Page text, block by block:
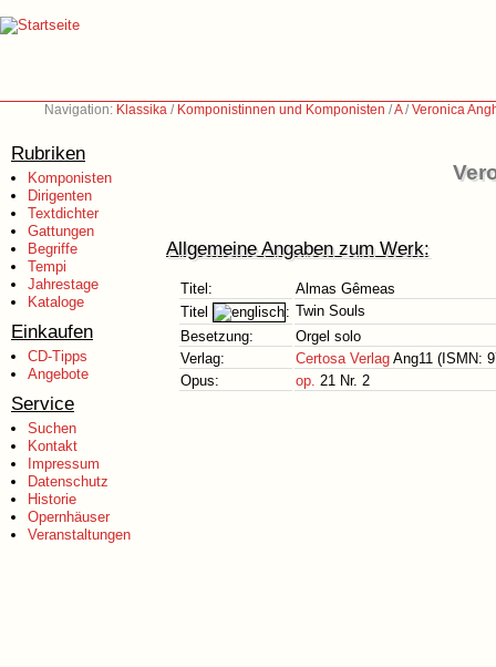
Navigation: Klassika / Komponistinnen und Komponisten /A/Veronica
Rubriken
Komponisten
Dirigenten
Textdichter
Gattungen
Begriffe
Tempi
Jahrestage
Kataloge
Einkaufen
CD-Tipps
Angebote
Service
Suchen
Kontakt
Impressum
Datenschutz
Historie
Opernhäuser
Veranstaltungen
Allgemeine Angaben zum Werk:
Titel:
Almas Gêmeas
Titel
: Twin Souls
Besetzung:
Orgel solo
Verlag:
Certosa Verlag Ang11 (ISMN:
Opus:
op. 21 Nr. 2